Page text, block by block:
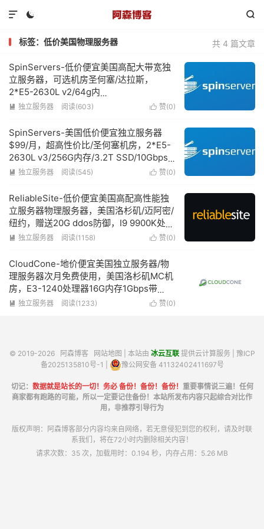
 

共 4 篇文章
标签：低价美国物理服务器
SpinServers-低价便宜美国高配大带宽独
立服务器，可选机房圣何塞/达拉斯，
2*E5-2630L v2/64g内
存/1.6TSSD/10Gbps超大带宽低至$89/月
 赞(0)
 独立服务器 阅读(603)
SpinServers-美国低价便宜独立服务器
$99/月，超高性价比/圣何塞机房，2*E5-
2630L v3/256G内存/3.2T SSD/10Gbps
超大带宽
 赞(0)
 独立服务器 阅读(545)
ReliableSite-低价便宜美国高配高性能独
立服务器物理服务器，美国洛杉矶/迈阿密/
纽约，赠送20G ddos防御，I9 9900K处理
器12G内存1Gbps带宽不限流量仅需109美
 赞(0)
 独立服务器 阅读(1158)
CloudCone-地价便宜美国独立服务器/物
理服务器次月免费使用，美国洛杉矶MC机
房，E3-1240处理器16G内存1Gbps带
宽/100Mbps带宽不限流量仅需68美元/月
 赞(0)
 独立服务器 阅读(1233)
© 2019-2026 阿森博客 网站地图 | 本站由 冰云互联提供云计算服务 | 豫ICP
备2025135810号-1
豫公网安备 41132402411697号
切记： 数据就是站长的一切！务必 备份！备份！备份！ 重要事情说三遍！任何
商家都有跑路的可能，所以一定要记住备份！本站所发布内容只起综合对比作
用，非推荐引导行为
版权声明：阿森博客部分内容均来自网络，若无意侵犯到您的权利，请及时联
系我们，将在72小时内删除相关内容！
请求次数：35 次，加载用时：0.194 秒，内存占用：5.26 MB